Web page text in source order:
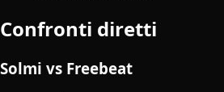
Confronti diretti
Solmi vs Freebeat